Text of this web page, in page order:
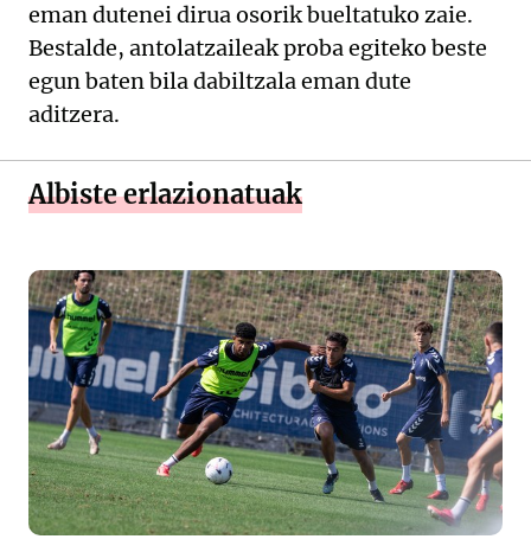
eman dutenei dirua osorik bueltatuko zaie.
Bestalde, antolatzaileak proba egiteko beste
egun baten bila dabiltzala eman dute
aditzera.
Albiste erlazionatuak